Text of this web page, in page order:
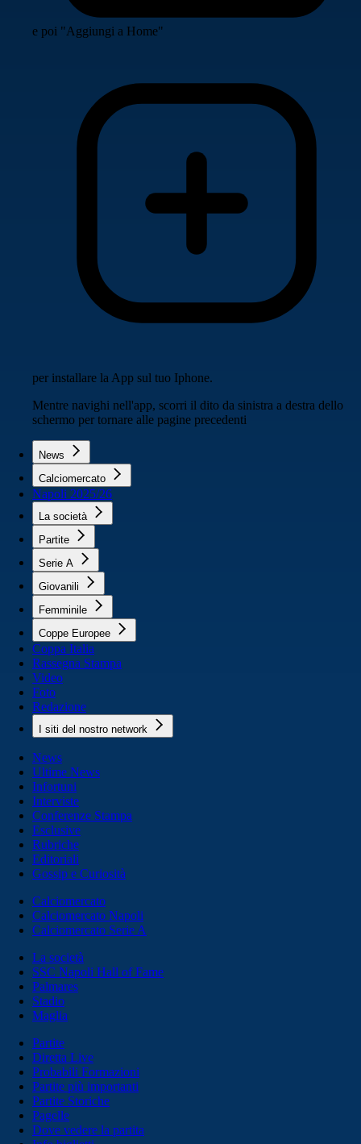
e poi "Aggiungi a Home"
per installare la App sul tuo Iphone.
Mentre navighi nell'app, scorri il dito da sinistra a destra dello
schermo per tornare alle pagine precedenti
News
Calciomercato
Napoli 2025/26
La società
Partite
Serie A
Giovanili
Femminile
Coppe Europee
Coppa Italia
Rassegna Stampa
Video
Foto
Redazione
I siti del nostro network
News
Ultime News
Infortuni
Interviste
Conferenze Stampa
Esclusive
Rubriche
Editoriali
Gossip e Curiosità
Calciomercato
Calciomercato Napoli
Calciomercato Serie A
La società
SSC Napoli Hall of Fame
Palmares
Stadio
Maglia
Partite
Diretta Live
Probabili Formazioni
Partite più importanti
Partite Storiche
Pagelle
Dove vedere la partita